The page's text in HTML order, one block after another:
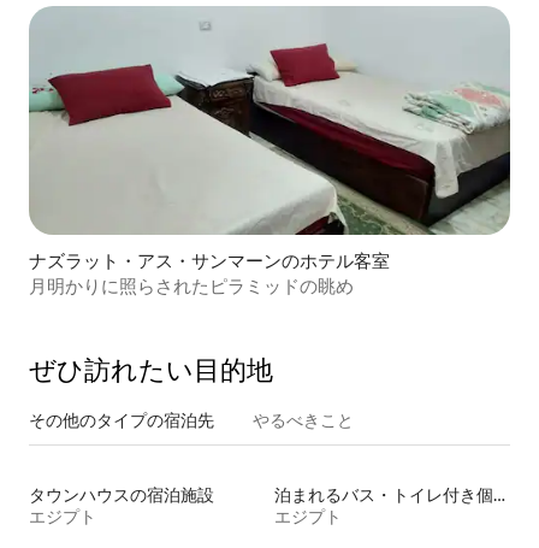
ナズラット・アス・サンマーンのホテル客室
月明かりに照らされたピラミッドの眺め
ぜひ訪⁠れ⁠た⁠い目⁠的⁠地
その他のタ⁠イ⁠プ⁠の宿⁠泊⁠先 やるべきこと
タウンハウスの宿泊施設
エジプト
泊まれるバス・トイレ付き個室
エジプト